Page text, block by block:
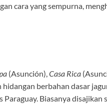
cara yang sempurna,
(Asunción),Casa Rica
hidangan berbahan dasar
Paraguay. Biasanya disajikan